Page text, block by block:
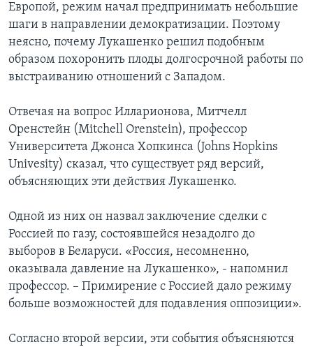
Европой, режим начал предпринимать небольшие
шаги в направлении демократизации. Поэтому
неясно, почему Лукашенко решил подобным
образом похоронить плоды долгосрочной работы по
выстраиванию отношений с Западом.
Отвечая на вопрос Илларионова, Митчелл
Оренстейн (Mitchell Orenstein), профессор
Университета Джонса Хопкинса (Johns Hopkins
Univesity) сказал, что существует ряд версий,
объясняющих эти действия Лукашенко.
Одной из них он назвал заключение сделки с
Россией по газу, состоявшейся незадолго до
выборов в Беларуси. «Россия, несомненно,
оказывала давление на Лукашенко», - напомнил
профессор. – Примирение с Россией дало режиму
больше возможностей для подавления оппозиции».
Согласно второй версии, эти события объясняются